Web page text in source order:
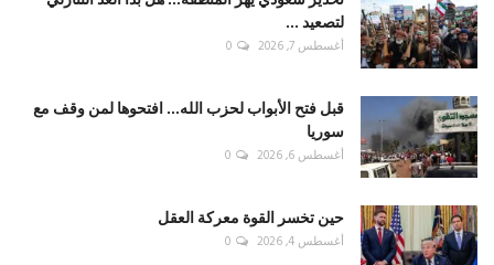
لتصعيد ...
أغسطس 7, 2026 0
قبل فتح الأبواب لحزب الله... افتحوها لمن وقف مع
سوريا
أغسطس 6, 2026 0
حين تخسر القوة معركة العقل
أغسطس 4, 2026 0